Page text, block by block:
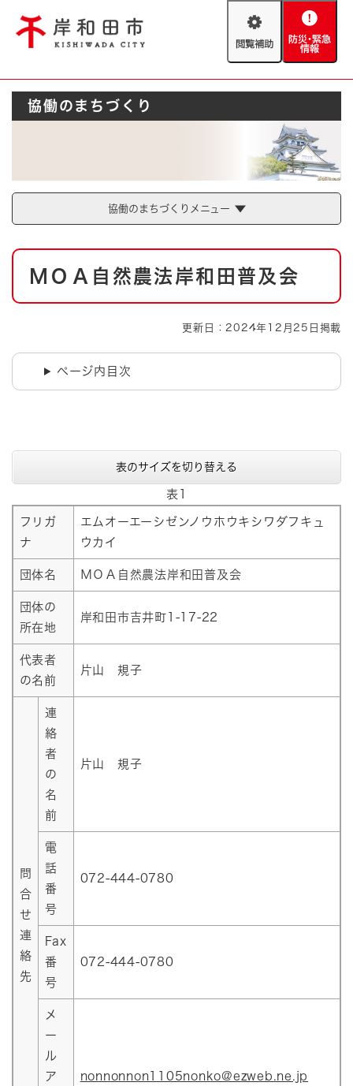
閲
助
防
緊
情
報
Foreign language
とじる
防災・緊急情報
AED設置箇所
とじる
協働のまちづくり
協働のまちづくりメニュー
本
ＭＯＡ自然農法岸和田普及会
更新日：2024年12月25日掲載
ページ内目次
表のサイズを切り替える
表1
フリガ
ナ
エムオーエーシゼンノウホウキシワダフキュ
ウカイ
団体名 ＭＯＡ自然農法岸和田普及会
団体の
所在地
岸和田市吉井町1-17-22
代表者
の名前
片山 規子
問
合
せ
連
絡
先
連
絡
者
の
名
前
片山 規子
電
話
番
号
072-444-0780
Fax
番
号
072-444-0780
メ
ー
ル
ア
nonnonnon1105nonko@ezweb.ne.jp